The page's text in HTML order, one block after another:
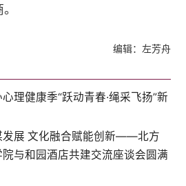
编辑：左芳舟
理健康季“跃动青春·绳采飞扬”新
发展 文化融合赋能创新——北方
与和园酒店共建交流座谈会圆满